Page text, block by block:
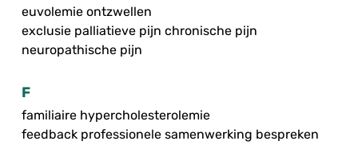
euvolemie ontzwellen
exclusie palliatieve pijn chronische pijn
neuropathische pijn
F
familiaire hypercholesterolemie
feedback professionele samenwerking bespreken